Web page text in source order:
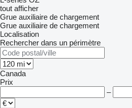
tout afficher
Grue auxiliaire de chargement
Grue auxiliaire de chargement
Localisation
Rechercher dans un périmètre
Canada
Prix
–